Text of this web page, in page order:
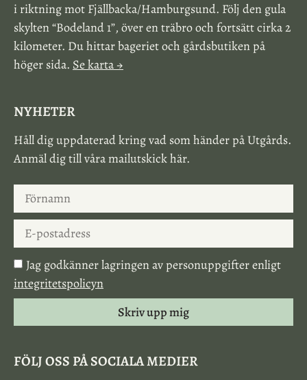
i riktning mot Fjällbacka/Hamburgsund. Följ den gula
skylten “Bodeland 1”, över en träbro och fortsätt cirka 2
kilometer. Du hittar bageriet och gårdsbutiken på
höger sida. Se karta →
NYHETER
Håll dig uppdaterad kring vad som händer på Utgårds.
Anmäl dig till våra mailutskick här.
Jag godkänner lagringen av personuppgifter enligt
integritetspolicyn
Skriv upp mig
FÖLJ OSS PÅ SOCIALA MEDIER